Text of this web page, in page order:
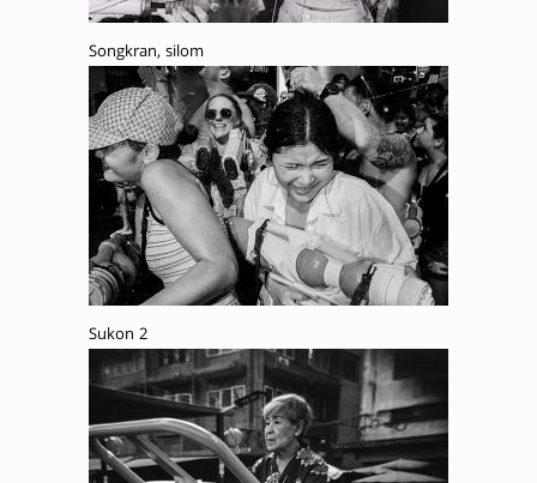
Songkran, silom
Sukon 2